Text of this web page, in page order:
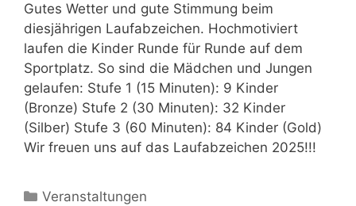
Gutes Wetter und gute Stimmung beim
diesjährigen Laufabzeichen. Hochmotiviert
laufen die Kinder Runde für Runde auf dem
Sportplatz. So sind die Mädchen und Jungen
gelaufen: Stufe 1 (15 Minuten): 9 Kinder
(Bronze) Stufe 2 (30 Minuten): 32 Kinder
(Silber) Stufe 3 (60 Minuten): 84 Kinder (Gold)
Wir freuen uns auf das Laufabzeichen 2025!!!
Kategorien
Veranstaltungen